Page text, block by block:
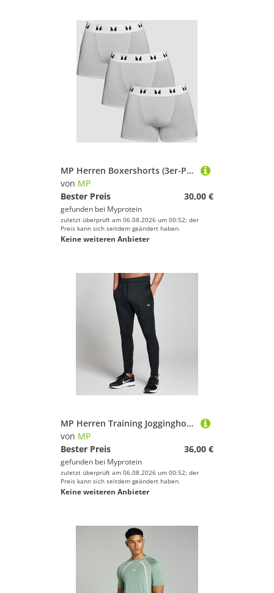
MP Herren Boxershorts (3er-Pack) Hellgrau/Weiß - S
von MP
Bester Preis
30,00 €
gefunden bei Myprotein
zuletzt überprüft am 06.08.2026 um 00:52; der
Preis kann sich seitdem geändert haben.
Keine weiteren Anbieter
MP Herren Training Jogginghose — Schwarz - XXS
von MP
Bester Preis
36,00 €
gefunden bei Myprotein
zuletzt überprüft am 06.08.2026 um 00:52; der
Preis kann sich seitdem geändert haben.
Keine weiteren Anbieter